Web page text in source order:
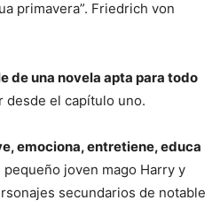
primavera”. Friedrich von
de una novela apta para todo
desde el capítulo uno.
emociona, entretiene, educa
pequeño joven mago Harry y
secundarios de notable